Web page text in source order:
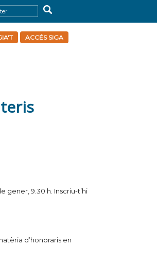
ACCÉS SIGA
gener, 9.30 h. Inscriu-t’hi
d’honoraris en